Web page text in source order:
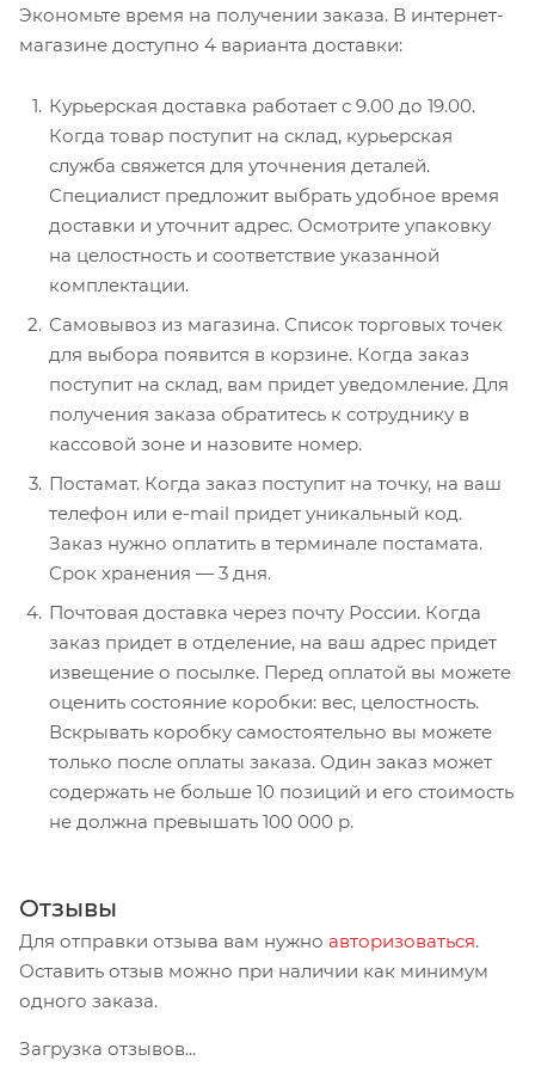
Экономьте время на получении заказа. В интернет-
магазине доступно 4 варианта доставки:
Курьерская доставка работает с 9.00 до 19.00.
Когда товар поступит на склад, курьерская
служба свяжется для уточнения деталей.
Специалист предложит выбрать удобное время
доставки и уточнит адрес. Осмотрите упаковку
на целостность и соответствие указанной
комплектации.
Самовывоз из магазина. Список торговых точек
для выбора появится в корзине. Когда заказ
поступит на склад, вам придет уведомление. Для
получения заказа обратитесь к сотруднику в
кассовой зоне и назовите номер.
Постамат. Когда заказ поступит на точку, на ваш
телефон или e-mail придет уникальный код.
Заказ нужно оплатить в терминале постамата.
Срок хранения — 3 дня.
Почтовая доставка через почту России. Когда
заказ придет в отделение, на ваш адрес придет
извещение о посылке. Перед оплатой вы можете
оценить состояние коробки: вес, целостность.
Вскрывать коробку самостоятельно вы можете
только после оплаты заказа. Один заказ может
содержать не больше 10 позиций и его стоимость
не должна превышать 100 000 р.
Отзывы
Для отправки отзыва вам нужно авторизоваться.
Оставить отзыв можно при наличии как минимум
одного заказа.
Загрузка отзывов...